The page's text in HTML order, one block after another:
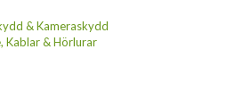
& Kameraskydd
Kablar & Hörlurar